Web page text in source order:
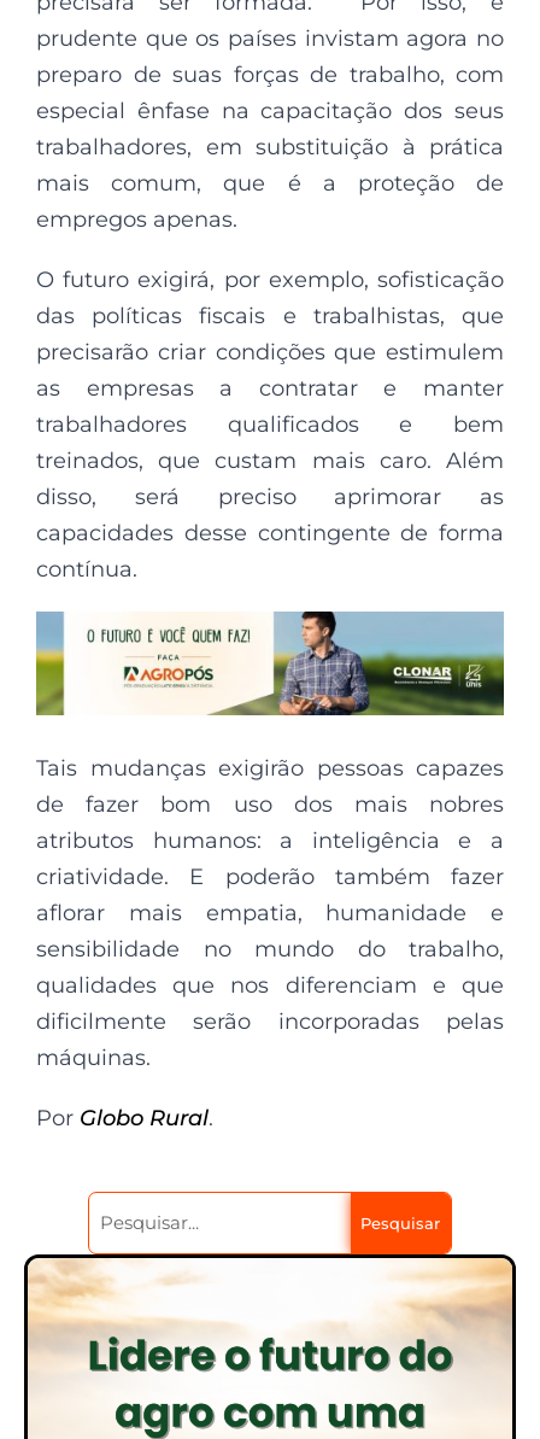
prudente que os países invistam agora no
preparo de suas forças de trabalho, com
especial ênfase na capacitação dos seus
trabalhadores, em substituição à prática
mais comum, que é a proteção de
empregos apenas.
O futuro exigirá, por exemplo, sofisticação
das políticas fiscais e trabalhistas, que
precisarão criar condições que estimulem
as empresas a contratar e manter
trabalhadores qualificados e bem
treinados, que custam mais caro. Além
disso, será preciso aprimorar as
capacidades desse contingente de forma
contínua.
Tais mudanças exigirão pessoas capazes
de fazer bom uso dos mais nobres
atributos humanos: a inteligência e a
criatividade. E poderão também fazer
aflorar mais empatia, humanidade e
sensibilidade no mundo do trabalho,
qualidades que nos diferenciam e que
dificilmente serão incorporadas pelas
máquinas.
Por Globo Rural.
Pesquisar